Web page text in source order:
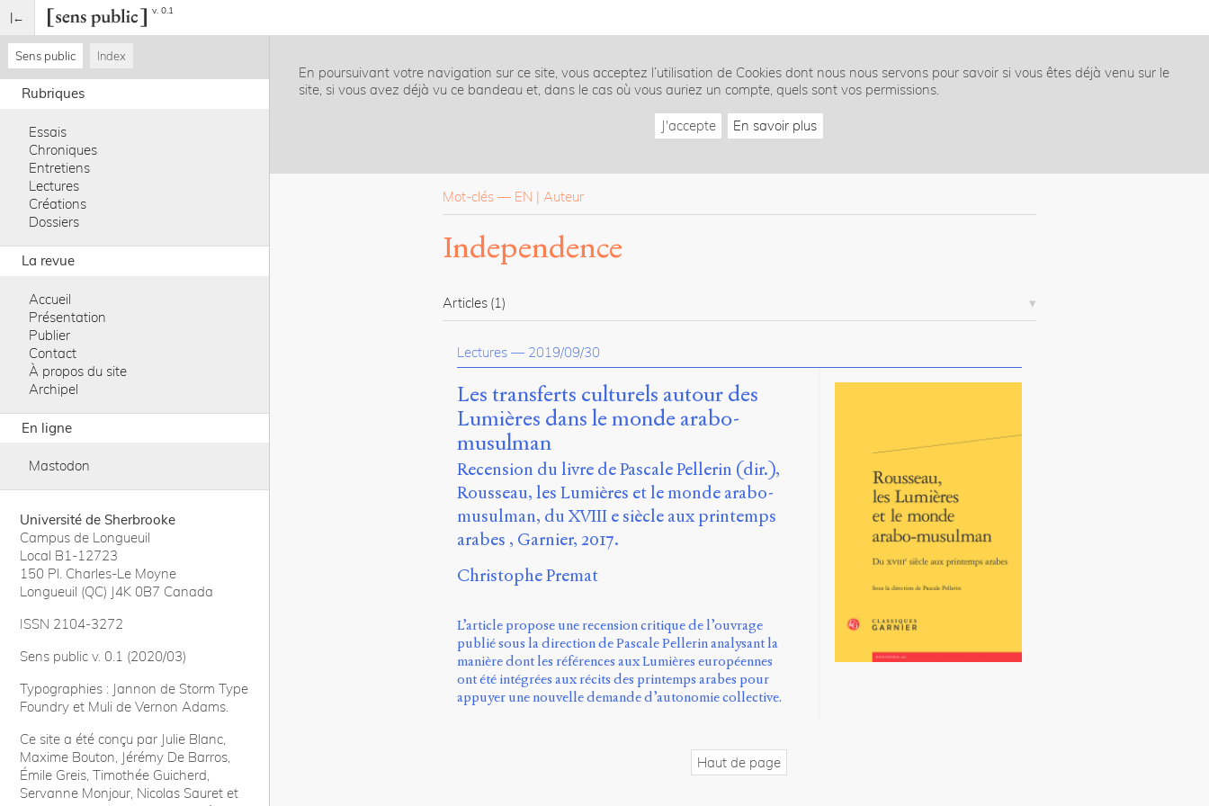
v. 0.1
Sens public Index
Rubriques
Essais
Chroniques
Entretiens
Lectures
Créations
Dossiers
La revue
Accueil
Présentation
Publier
Contact
À propos du site
Archipel
En ligne
Mastodon
Université de Sherbrooke
Campus de Longueuil
Local B1-12723
150 Pl. Charles-Le Moyne
Longueuil (QC) J4K 0B7 Canada
ISSN 2104-3272
Sens public v. 0.1 (2020/03)
Typographies : Jannon de Storm Type
Foundry et Muli de Vernon Adams.
Ce site a été conçu par Julie Blanc,
Maxime Bouton, Jérémy De Barros,
Émile Greis, Timothée Guicherd,
Servanne Monjour, Nicolas Sauret et
En poursuivant votre navigation sur ce site, vous acceptez l’utilisation de Cookies dont nous nous servons pour savoir si vous êtes déjà venu sur le
site, si vous avez déjà vu ce bandeau et, dans le cas où vous auriez un compte, quels sont vos permissions.
J'accepte En savoir plus
Mot-clés — EN Auteur
Independence
Articles (1)
Lectures — 2019/09/30
Les transferts culturels autour des
Lumières dans le monde arabo-
musulman
Recension du livre de Pascale Pellerin (dir.),
Rousseau, les Lumières et le monde arabo-
musulman, du XVIII e siècle aux printemps
arabes , Garnier, 2017.
Christophe Premat
L’article propose une recension critique de l’ouvrage
publié sous la direction de Pascale Pellerin analysant la
manière dont les références aux Lumières européennes
ont été intégrées aux récits des printemps arabes pour
appuyer une nouvelle demande d’autonomie collective.
Haut de page